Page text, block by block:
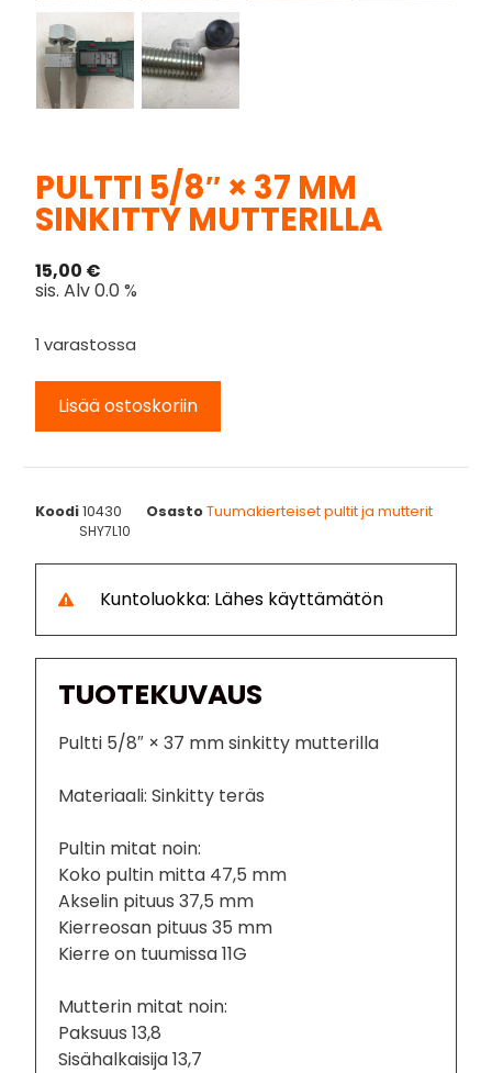
PULTTI 5/8″ × 37 MM
SINKITTY MUTTERILLA
15,00 €
sis. Alv 0.0 %
1 varastossa
Lisää ostoskoriin
Koodi10430 OsastoTuumakierteiset pultit ja mutterit
SHY7L10
Kuntoluokka: Lähes käyttämätön
TUOTEKUVAUS
Pultti 5/8″ × 37 mm sinkitty mutterilla
Materiaali: Sinkitty teräs
Pultin mitat noin:
Koko pultin mitta 47,5 mm
Akselin pituus 37,5 mm
Kierreosan pituus 35 mm
Kierre on tuumissa 11G
Mutterin mitat noin:
Paksuus 13,8
Sisähalkaisija 13,7